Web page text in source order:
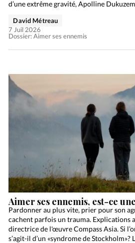
d’une extrême gravité, Apolline
Dossier: Aimer ses ennemis
David Métreau
7 Juil 2026
Aimer ses ennemis, est-ce
Pardonner au plus vite, prier pour son
cachent parfois un trauma. Explications
directrice de l'œuvre Compass Asia. Si
s’agit-il d’un «syndrome de Stockholm»?